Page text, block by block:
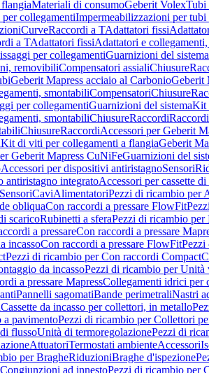
Materiali di consumoGeberit VolexTubi
collegamentiImpermeabilizzazioni per tubi
CurveRaccordi a TAdattatori fissi
a TAdattatori fissiAdattatori e
per collegamentiGuarnizioni del sistema
removibiliCompensatori assialiChiusure
Geberit Mapress acciaio al CarbonioGeberit
smontabiliCompensatoriChiusure
per collegamentiGuarnizioni del sistemaKit
smontabiliChiusureRaccordi
ChiusureRaccordiAccessori per Geberit
Kit di viti per collegamenti a flangiaGeberit
Geberit Mapress CuNiFeGuarnizioni del
Accessori per dispositivi antiristagnoSensori
antiristagno integratoAccessori per cassette
SensoriCaviAlimentatoriPezzi di ricambio per
obliquaCon raccordi a pressare FlowFit
scaricoRubinetti a sferaPezzi di ricambio per
a pressareCon raccordi a pressare
incassoCon raccordi a pressare FlowFitPezzi
Pezzi di ricambio per Con raccordi Compact
da incassoPezzi di ricambio per Unità
a pressare MapressCollegamenti idrici per
Pannelli sagomatiBande perimetraliNastri
Cassette da incasso per collettori, in metallo
a pavimentoPezzi di ricambio per Collettori
flussoUnità di termoregolazionePezzi di
AttuatoriTermostati ambienteAccessori
per BragheRiduzioniBraghe d'ispezione
Congiunzioni ad innestoPezzi di ricambio per